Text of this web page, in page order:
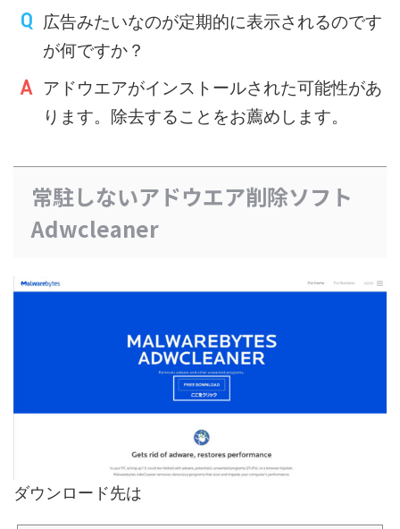
広告みたいなのが定期的に表示されるのです
が何ですか？
アドウエアがインストールされた可能性があ
ります。除去することをお薦めします。
常駐しないアドウエア削除ソフト
Adwcleaner
ダウンロード先は